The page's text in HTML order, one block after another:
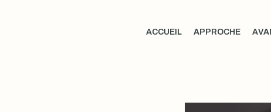
ACCUEIL APPROCHE